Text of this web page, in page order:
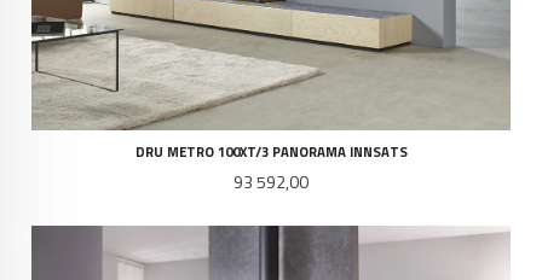
DRU METRO 100XT/3 PANORAMA INNSATS
Pris
93 592,00